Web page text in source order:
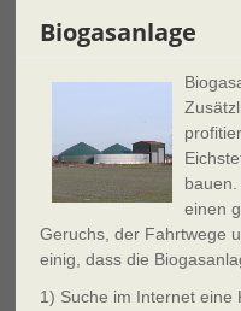
Biogasanlage
einen
Geruchs, der Fahrtwege
einig, dass die
1) Suche im Internet eine